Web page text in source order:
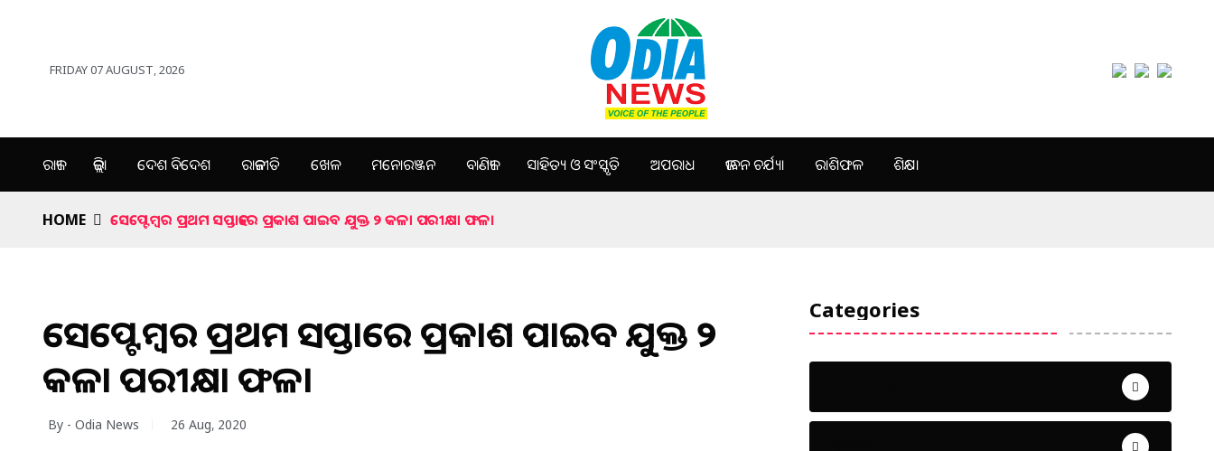
FRIDAY 07 AUGUST, 2026
ରାଜ୍ୟ ଜିଲ୍ଲା ଦେଶ ବିଦେଶ ରାଜନୀତି ଖେଳ ମନୋରଞ୍ଜନ ବାଣିଜ୍ୟ ସାହିତ୍ୟ ଓ ସଂସ୍କୃତି ଅପରାଧ ଜୀବନ ଚର୍ଯ୍ୟା ରାଶିଫଳ ଶିକ୍ଷା
HOME ସେପ୍ଟେମ୍ବର ପ୍ରଥମ ସପ୍ତାହରେ ପ୍ରକାଶ ପାଇବ ଯୁକ୍ତ ୨ କଳା ପରୀକ୍ଷା ଫଳ।
ସେପ୍ଟେମ୍ବର ପ୍ରଥମ ସପ୍ତାହରେ ପ୍ରକାଶ ପାଇବ ଯୁକ୍ତ ୨
କଳା ପରୀକ୍ଷା ଫଳ।
By - Odia News 26 Aug, 2020
Categories